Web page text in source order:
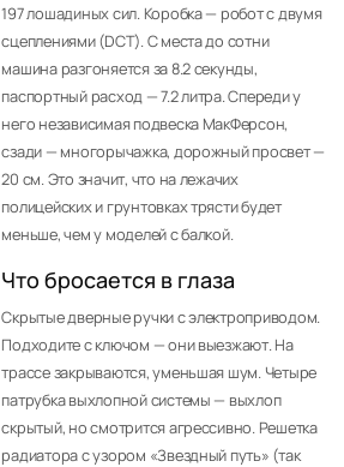
197 лошадиных сил. Коробка — робот с двумя
сцеплениями (DCT). С места до сотни
машина разгоняется за 8.2 секунды,
паспортный расход — 7.2 литра. Спереди у
него независимая подвеска МакФерсон,
сзади — многорычажка, дорожный просвет —
20 см. Это значит, что на лежачих
полицейских и грунтовках трясти будет
меньше, чем у моделей с балкой.
Что бросается в глаза
Скрытые дверные ручки с электроприводом.
Подходите с ключом — они выезжают. На
трассе закрываются, уменьшая шум. Четыре
патрубка выхлопной системы — выхлоп
скрытый, но смотрится агрессивно. Решетка
радиатора с узором «Звездный путь» (так